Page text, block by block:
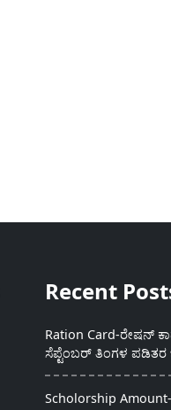
Recent
Ration Card-ರೇಷನ್
ಸೆಪ್ಟೆಂಬರ್ ತಿಂಗಳ
Scholorship